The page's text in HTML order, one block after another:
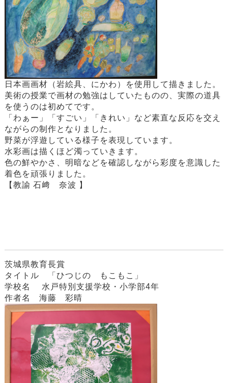
日本画画材（岩絵具、にかわ）を使用して描きました。
美術の授業で画材の勉強はしていたものの、実際の道具
を使うのは初めてです。
「わぁー」「すごい」「きれい」など素直な反応を交え
ながらの制作となりました。
野菜が浮遊している様子を表現しています。
水彩画は描くほど濁っていきます。
色の鮮やかさ、明暗などを確認しながら彩度を意識した
着色を頑張りました。
【教諭 石﨑 奈波 】
茨城県教育長賞
タイトル 「ひつじの もこもこ」
学校名 水戸特別支援学校・小学部4年
作者名 海藤 彩晴